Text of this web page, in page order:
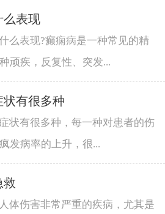
么表现
么表现?癫痫病是一种常见的精
顽疾，反复性、突发...
有很多种
状有很多种，每一种对患者的伤
发病率的上升，很...
救
体伤害非常严重的疾病，尤其是